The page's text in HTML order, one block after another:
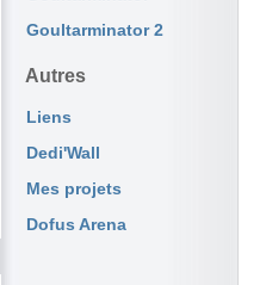
Goultarminator 2
Autres
Liens
Dedi'Wall
Mes projets
Dofus Arena